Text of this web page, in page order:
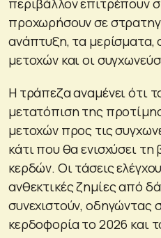
προχωρήσουν σε
ανάπτυξη, τα μερίσματα,
μετοχών και οι
Η τράπεζα αναμένει ότι
μετατόπιση της
μετοχών προς τις
κάτι που θα ενισχύσει
κερδών. Οι τάσεις
ανθεκτικές ζημίες από
συνεχιστούν, οδηγώντας
κερδοφορία το 2026 και